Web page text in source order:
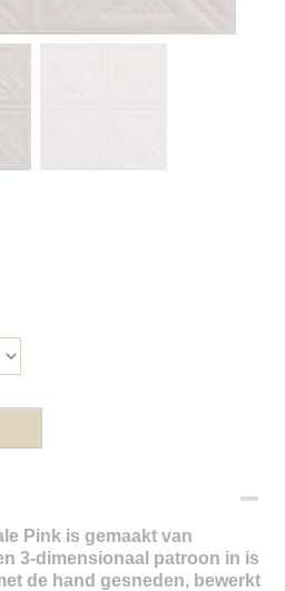
Pink is gemaakt van
3-dimensionaal patroon in is
de hand gesneden, bewerkt